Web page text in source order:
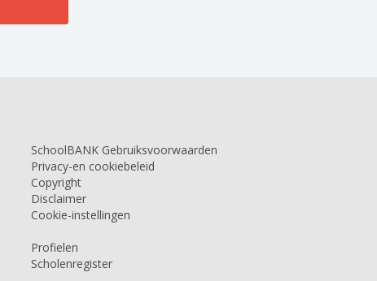
SchoolBANK Gebruiksvoorwaarden
Privacy-en cookiebeleid
Copyright
Disclaimer
Cookie-instellingen
Profielen
Scholenregister